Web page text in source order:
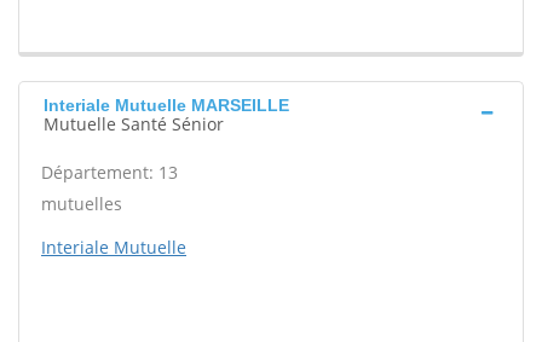
Interiale Mutuelle MARSEILLE
Mutuelle Santé Sénior
Département: 13
mutuelles
Interiale Mutuelle